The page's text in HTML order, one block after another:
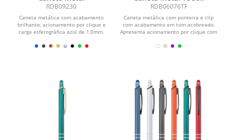
RDB09230
Caneta metálica com acabamento
brilhante, acionamento por clique e
carga esferográfica azul de 1,0mm.
RDB06076TF
Caneta metálica com ponteira e clip
com acabamento em tom acobreado.
Apresenta acionamento por clique com